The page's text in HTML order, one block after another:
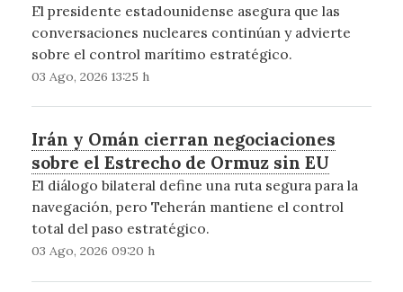
El presidente estadounidense asegura que las
conversaciones nucleares continúan y advierte
sobre el control marítimo estratégico.
03 Ago, 2026 13:25 h
Irán y Omán cierran negociaciones
sobre el Estrecho de Ormuz sin EU
El diálogo bilateral define una ruta segura para la
navegación, pero Teherán mantiene el control
total del paso estratégico.
03 Ago, 2026 09:20 h